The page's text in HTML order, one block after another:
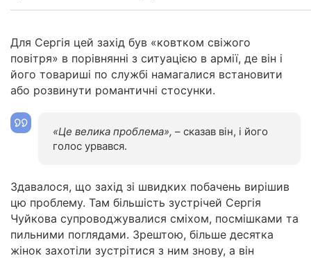
Для Сергія цей захід був «ковтком свіжого
повітря» в порівнянні з ситуацією в армії, де він і
його товариші по службі намагалися встановити
або розвинути романтичні стосунки.
«Це велика проблема», – сказав він, і його
голос урвався.
Здавалося, що захід зі швидких побачень вирішив
цю проблему. Там більшість зустрічей Сергія
Чуйкова супроводжувалися сміхом, посмішками та
пильними поглядами. Зрештою, більше десятка
жінок захотіли зустрітися з ним знову, а він